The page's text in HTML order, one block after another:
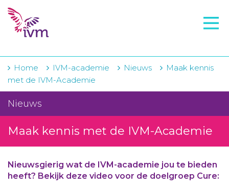
VMI
IVM-academie
Zorginstellingen
Voorschrijfgedrag
Projecten
Actueel
Home IVM-academie Nieuws
Maak kennis
met de IVM-Academie
Nieuws
Maak kennis met de IVM-Academie
Nieuwsgierig wat de IVM-academie jou te bieden
heeft? Bekijk deze video voor de doelgroep Cure: